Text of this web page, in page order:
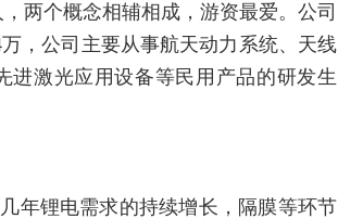
个概念相辅相成，游资最爱。公司
，公司主要从事航天动力系统、天线
进激光应用设备等民用产品的研发生
锂电需求的持续增长，隔膜等环节